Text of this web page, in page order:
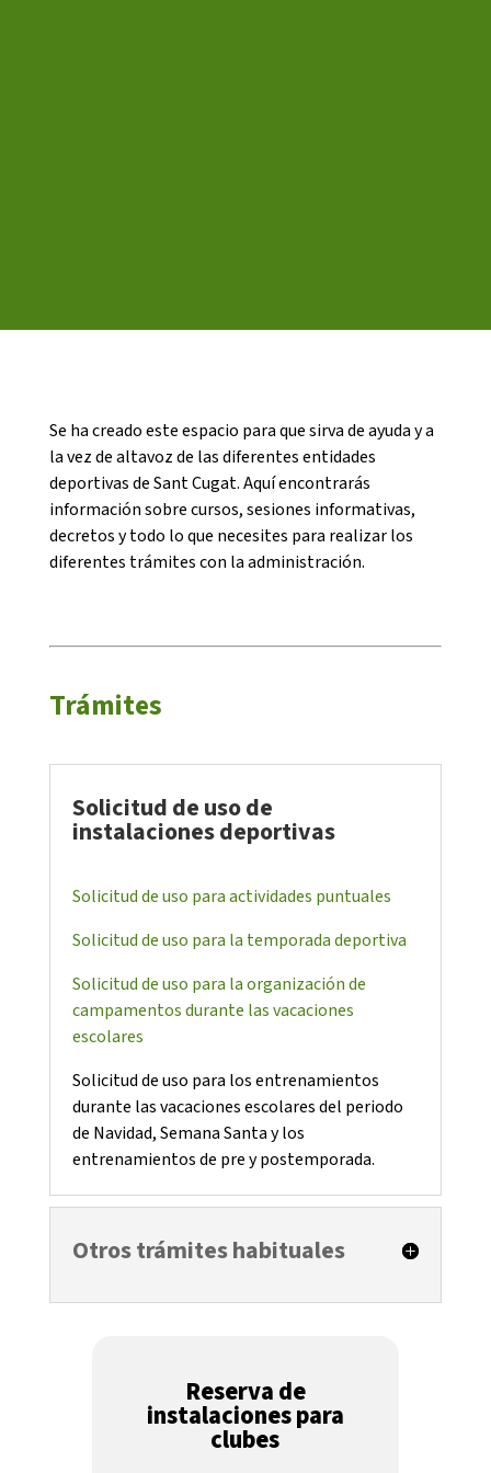
Se ha creado este espacio para que sirva de ayuda y a
la vez de altavoz de las diferentes entidades
deportivas de Sant Cugat. Aquí encontrarás
información sobre cursos, sesiones informativas,
decretos y todo lo que necesites para realizar los
diferentes trámites con la administración.
Trámites
Solicitud de uso de
instalaciones deportivas
Solicitud de uso para actividades puntuales
Solicitud de uso para la temporada deportiva
Solicitud de uso para la organización de
campamentos durante las vacaciones
escolares
Solicitud de uso para los entrenamientos
durante las vacaciones escolares del periodo
de Navidad, Semana Santa y los
entrenamientos de pre y postemporada.
Otros trámites habituales
Reserva de
instalaciones para
clubes
CONEIX FUNDESPLAI
La Fundació
Els comptes clars
ACTUALITAT
Notícies
Butlletins
Diari de la Fundació
Fundesplai als mitjans
Xarxes socials
COL·LABORA
Treballa amb nosaltres